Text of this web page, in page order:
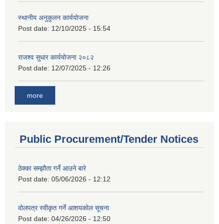
स्थानीय अनुकुलन कार्ययोजना
Post date: 12/10/2025 - 15:54
राजश्व सुधार कार्ययोजना २०८२
Post date: 12/07/2025 - 12:26
more
Public Procurement/Tender Notices
ठेक्का सम्झौता गर्ने आउने बारे
Post date: 05/06/2026 - 12:12
वोलपत्र स्वीकृत गर्ने आशयकोल सूचना
Post date: 04/26/2026 - 12:50